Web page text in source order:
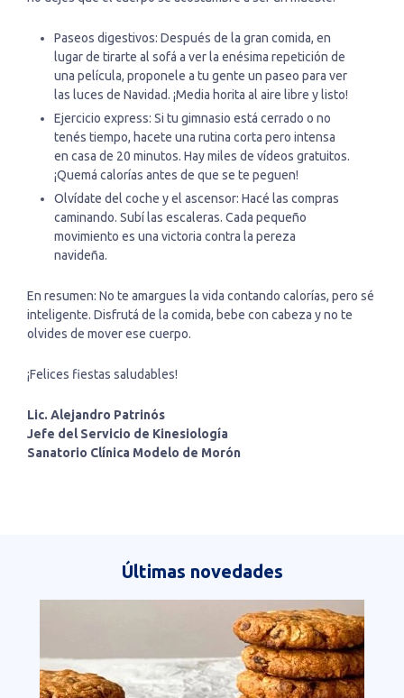
Paseos digestivos: Después de la gran comida, en
lugar de tirarte al sofá a ver la enésima repetición de
una película, proponele a tu gente un paseo para ver
las luces de Navidad. ¡Media horita al aire libre y listo!
Ejercicio express: Si tu gimnasio está cerrado o no
tenés tiempo, hacete una rutina corta pero intensa
en casa de 20 minutos. Hay miles de vídeos gratuitos.
¡Quemá calorías antes de que se te peguen!
Olvídate del coche y el ascensor: Hacé las compras
caminando. Subí las escaleras. Cada pequeño
movimiento es una victoria contra la pereza
navideña.
En resumen: No te amargues la vida contando calorías, pero sé
inteligente. Disfrutá de la comida, bebe con cabeza y no te
olvides de mover ese cuerpo.
¡Felices fiestas saludables!
Lic. Alejandro Patrinós
Jefe del Servicio de Kinesiología
Sanatorio Clínica Modelo de Morón
Últimas novedades